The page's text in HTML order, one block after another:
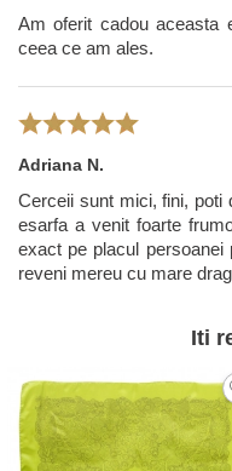
Am oferit cadou aceasta
ceea ce am ales.
Adriana N.
Cerceii sunt mici, fini, poti
esarfa a venit foarte
exact pe placul persoanei
reveni mereu cu mare
Iti